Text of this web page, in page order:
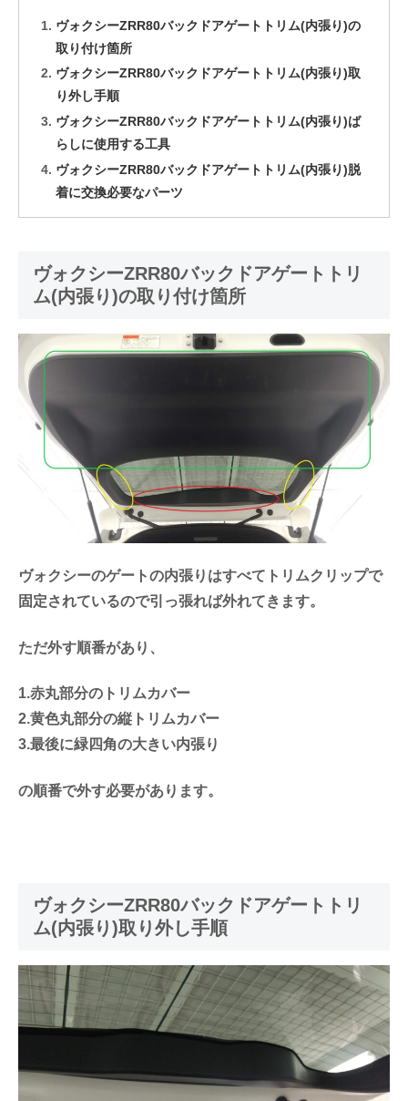
ヴォクシーZRR80バックドアゲートトリム(内張り)の
取り付け箇所
ヴォクシーZRR80バックドアゲートトリム(内張り)取
り外し手順
ヴォクシーZRR80バックドアゲートトリム(内張り)ば
らしに使用する工具
ヴォクシーZRR80バックドアゲートトリム(内張り)脱
着に交換必要なパーツ
ヴォクシーZRR80バックドアゲートトリ
ム(内張り)の取り付け箇所
ヴォクシーのゲートの内張りはすべてトリムクリップで
固定されているので引っ張れば外れてきます。
ただ外す順番があり、
1.赤丸部分のトリムカバー
2.黄色丸部分の縦トリムカバー
3.最後に緑四角の大きい内張り
の順番で外す必要があります。
ヴォクシーZRR80バックドアゲートトリ
ム(内張り)取り外し手順